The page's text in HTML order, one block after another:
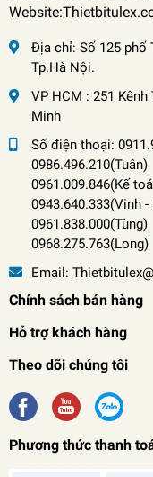
Địa chỉ: Số 125 phố
Tp.Hà Nội.
VP HCM : 251 Kênh
Minh
Số điện thoại:
0986.496.210(Tuân)
0961.009.846(Kế
0943.640.333(Vinh -
0961.838.000(Tùng)
0968.275.763(Long)
Email:
Chính sách bán hàng
Hỗ trợ khách hàng
Theo dõi chúng tôi
Phương thức thanh